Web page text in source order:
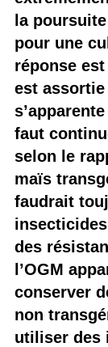
la
pour une
réponse
est assortie
faut
selon le
maïs
faudrait
des
l’OGM
conserver
non
utiliser des